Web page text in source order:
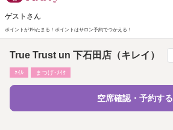
ゲストさん
ポイントが1%たまる！ ポイントはサロン予約でつかえる！
True Trust un 下石田店（キレイ）
ﾈｲﾙ まつげ･ﾒｲｸ
空席確認・予約する